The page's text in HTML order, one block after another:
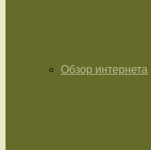
Обзор интернета